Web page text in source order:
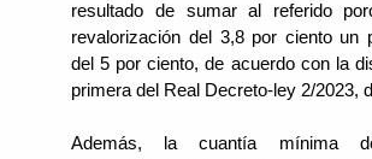
resultado de sumar al referido
revalorización del 3,8 por ciento un
del 5 por ciento, de acuerdo con la
primera del Real Decreto-ley 2/2023,
Además, la cuantía mínima